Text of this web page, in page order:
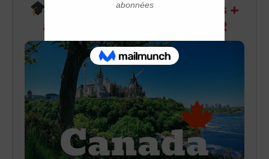
Recevez infos exclusives +
accès aux webinaires Q&R